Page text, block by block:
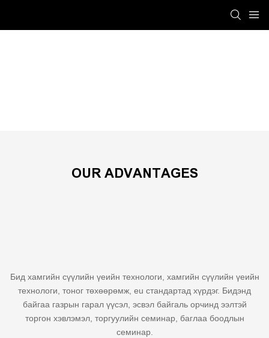
OUR ADVANTAGES
Бид хамгийн сүүлийн үеийн технологи, хамгийн сүүлийн үеийн
технологи, тоног төхөөрөмж, eu стандартад хүрдэг. Бидэнд
байгаа газрын гарал үүсэл, эсвэл байгаль орчинд ээлтэй
торгон хэвлэмэл, торгуулийн семинар, баглаа боодлын
семинар.